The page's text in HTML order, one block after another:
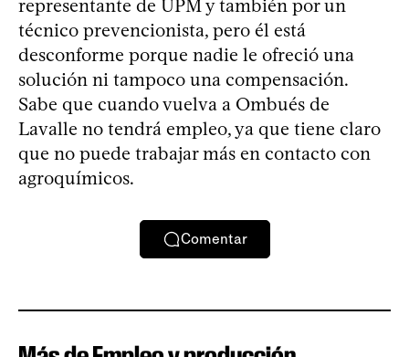
representante de UPM y también por un
técnico prevencionista, pero él está
desconforme porque nadie le ofreció una
solución ni tampoco una compensación.
Sabe que cuando vuelva a Ombués de
Lavalle no tendrá empleo, ya que tiene claro
que no puede trabajar más en contacto con
agroquímicos.
Comentar